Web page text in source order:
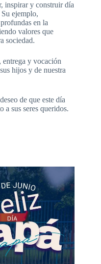
inspirar y construir día
ejemplo,
en la
valores que
sociedad.
entrega y vocación
hijos y de nuestra
de que este día
a sus seres queridos.